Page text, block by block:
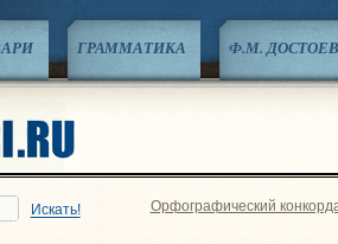
ГРАММАТИКА Ф.М.
Искать! Орфографический